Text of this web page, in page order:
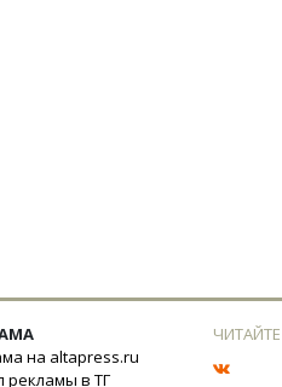
на altapress.ru
рекламы в ТГ